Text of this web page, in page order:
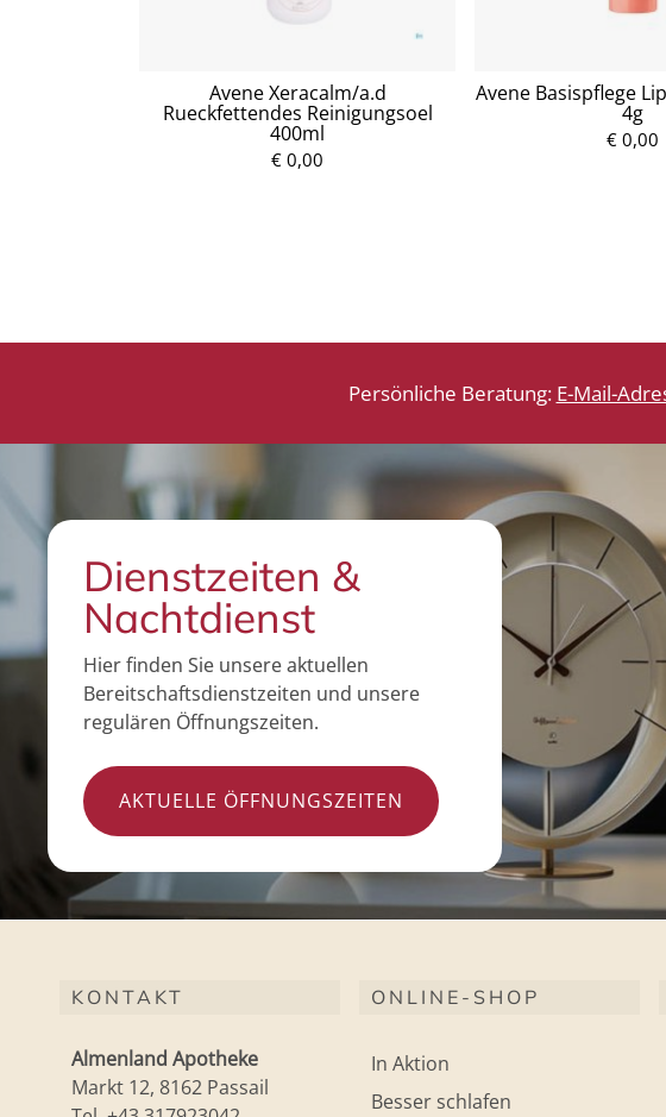
Avene Xeracalm/a.d
Rueckfettendes Reinigungsoel
400ml
€ 0,00
Avene Basispflege
4g
€ 0,00
P
r
P
Persönliche Beratung: E-Mail-
Dienstzeiten &
Nachtdienst
Hier finden Sie unsere aktuellen
Bereitschaftsdienstzeiten und unsere
regulären Öffnungszeiten.
AKTUELLE ÖFFNUNGSZEITEN
KONTAKT
Almenland Apotheke
Markt 12, 8162 Passail
ONLINE-SHOP
In Aktion
Besser schlafen